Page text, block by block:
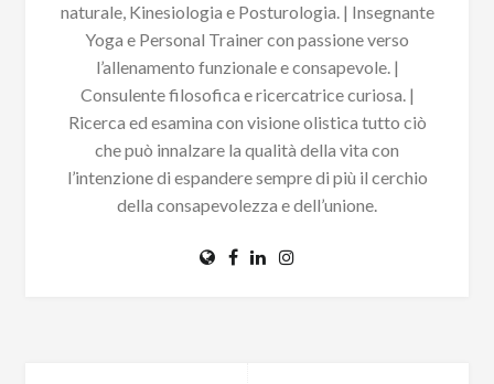
naturale, Kinesiologia e Posturologia. | Insegnante
Yoga e Personal Trainer con passione verso
l’allenamento funzionale e consapevole. |
Consulente filosofica e ricercatrice curiosa. |
Ricerca ed esamina con visione olistica tutto ciò
che può innalzare la qualità della vita con
l’intenzione di espandere sempre di più il cerchio
della consapevolezza e dell’unione.